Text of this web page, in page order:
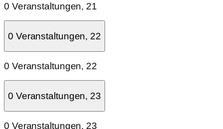
0 Veranstaltungen, 21
0 Veranstaltungen, 22
0 Veranstaltungen, 22
0 Veranstaltungen, 23
0 Veranstaltungen, 23